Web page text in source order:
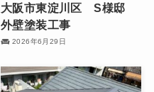
大阪市東淀川区 S様邸
外壁塗装工事
2026年6月29日